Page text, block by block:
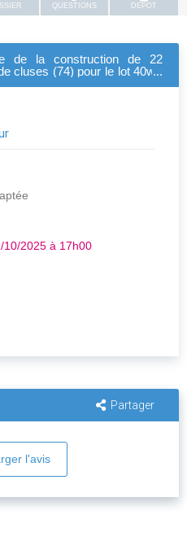
QUESTIONS DEPOT
de la construction de 22
cluses (74) pour le lot 40w :
globale de la part de
10/2025 à 17h00
Partager
l'avis